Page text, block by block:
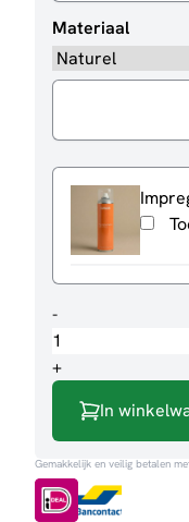
Materiaal
-Barkruk
Japandi
aantal
+
In
Gemakkelijk en veilig betalen